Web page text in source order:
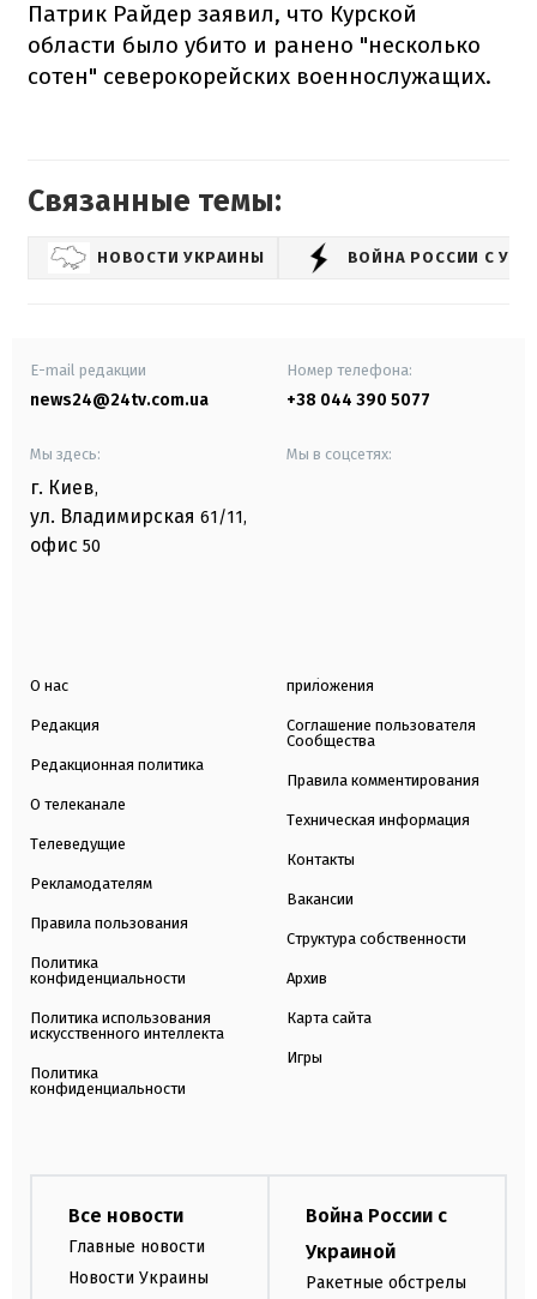
Патрик Райдер заявил, что Курской
области было убито и ранено "несколько
сотен" северокорейских военнослужащих.
Связанные темы:
НОВОСТИ УКРАИНЫ ВОЙНА РОССИИ С
E-mail редакции
news24@24tv.com.ua
Номер телефона:
+38 044 390 5077
Мы здесь:
г. Киев,
ул. Владимирская 61/11,
офис 50
Мы в соцсетях:
О нас
Редакция
Редакционная политика
О телеканале
Телеведущие
Рекламодателям
Правила пользования
Политика
конфиденциальности
Политика использования
искусственного интеллекта
Политика
конфиденциальности
приложения
Соглашение пользователя
Сообщества
Правила комментирования
Техническая информация
Контакты
Вакансии
Структура собственности
Архив
Карта сайта
Игры
Все новости
Главные новости
Новости Украины
Война России с
Украиной
Ракетные обстрелы